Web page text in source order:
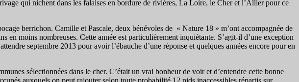
qui nichent dans les falaises en bordure de rivières, La Loire, le Cher et l’Allier pour ce
berrichon. Camille et Pascale, deux bénévoles de « Nature 18 » m’ont accompagnée de
moins nombreuses. Cette année est particulièrement inquiétante. S’agit-il d’une exception
septembre 2013 pour avoir l’ébauche d’une réponse et quelques années encore pour en
sélectionnées dans le cher. C’était un vrai bonheur de voir et d’entendre cette bonne
auxquels on peut rajouter selon toute probabilité 12 nids inaccessibles répartis sur